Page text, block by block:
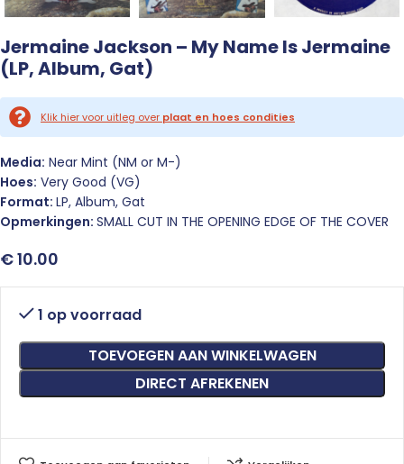
Jermaine Jackson – My Name Is Jermaine
(LP, Album, Gat)
Klik hier voor uitleg over plaat en hoes condities
Media: Near Mint (NM or M-)
Hoes: Very Good (VG)
Format: LP, Album, Gat
Opmerkingen: SMALL CUT IN THE OPENING EDGE OF THE COVER
€10.00
1 op voorraad
TOEVOEGEN AAN WINKELWAGEN
DIRECT AFREKENEN